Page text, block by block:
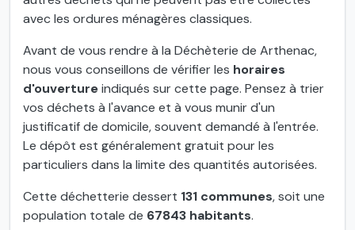
avec les ordures ménagères classiques.
Avant de vous rendre à la Déchèterie de Arthenac,
nous vous conseillons de vérifier les horaires
d'ouvertureindiqués sur cette page. Pensez à trier
vos déchets à l'avance et à vous munir d'un
justificatif de domicile, souvent demandé à l'entrée.
Le dépôt est généralement gratuit pour les
particuliers dans la limite des quantités autorisées.
Cette déchetterie dessert 131 communes, soit une
population totale de 67843 habitants.